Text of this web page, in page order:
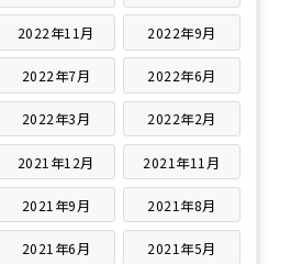
2022年11月 2022年9月
2022年7月 2022年6月
2022年3月 2022年2月
2021年12月 2021年11月
2021年9月 2021年8月
2021年6月 2021年5月